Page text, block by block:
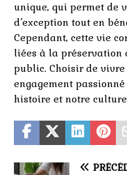
unique, qui permet de
d’exception tout en
Cependant, cette vie
liées à la préservation
public. Choisir de
engagement
histoire et notre